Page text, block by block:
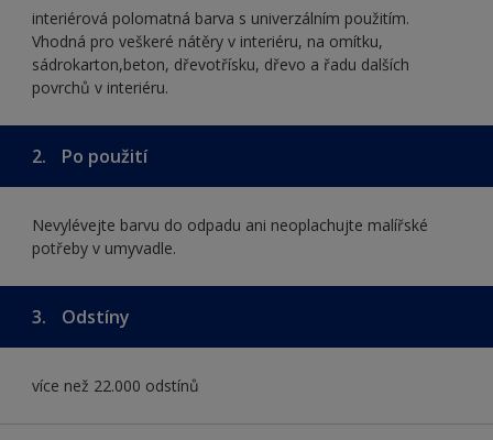
interiérová polomatná barva s univerzálním použitím.
Vhodná pro veškeré nátěry v interiéru, na omítku,
sádrokarton,beton, dřevotřísku, dřevo a řadu dalších
povrchů v interiéru.
2. Po použití
Nevylévejte barvu do odpadu ani neoplachujte malířské
potřeby v umyvadle.
3. Odstíny
více než 22.000 odstínů